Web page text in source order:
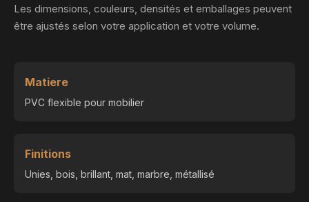
Les dimensions, couleurs, densités et emballages peuvent
être ajustés selon votre application et votre volume.
Matiere
PVC flexible pour mobilier
Finitions
Unies, bois, brillant, mat, marbre, métallisé